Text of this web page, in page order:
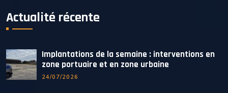
Actualité récente
Implantations de la semaine : interventions en
zone portuaire et en zone urbaine
24/07/2026